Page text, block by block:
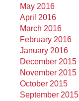
May 2016
April 2016
March 2016
February 2016
January 2016
December 2015
November 2015
October 2015
September 2015